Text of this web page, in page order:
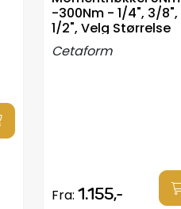
-300Nm - 1/4", 3/8",
1/2", Velg Størrelse
Cetaform
Fra: 1.155,-